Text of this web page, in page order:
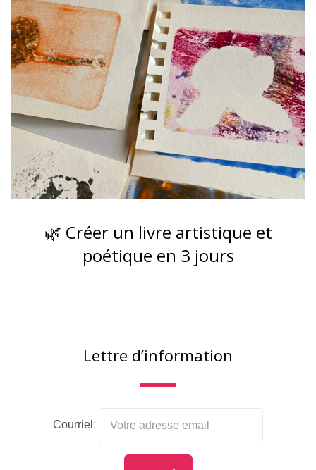
🌿 Créer un livre artistique et
poétique en 3 jours
Lettre d’information
Courriel: